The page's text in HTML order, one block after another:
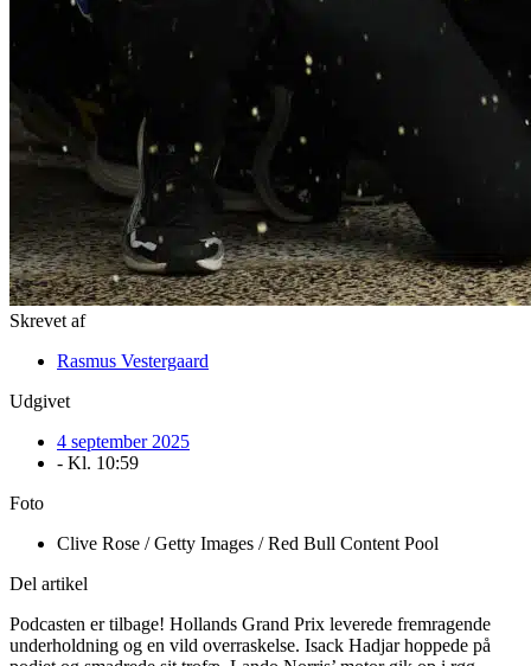
Skrevet af
Rasmus Vestergaard
Udgivet
4 september 2025
- Kl. 10:59
Foto
Clive Rose / Getty Images / Red Bull Content Pool
Del artikel
Podcasten er tilbage! Hollands Grand Prix leverede fremragende
underholdning og en vild overraskelse. Isack Hadjar hoppede på